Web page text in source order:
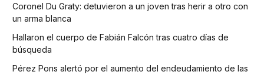
Coronel Du Graty: detuvieron a un joven tras herir a otro con
un arma blanca
Hallaron el cuerpo de Fabián Falcón tras cuatro días de
búsqueda
Pérez Pons alertó por el aumento del endeudamiento de las